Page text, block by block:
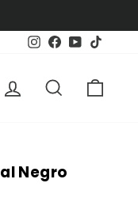
InstagramFacebook
YouTube
Ingresar Buscar
Negro